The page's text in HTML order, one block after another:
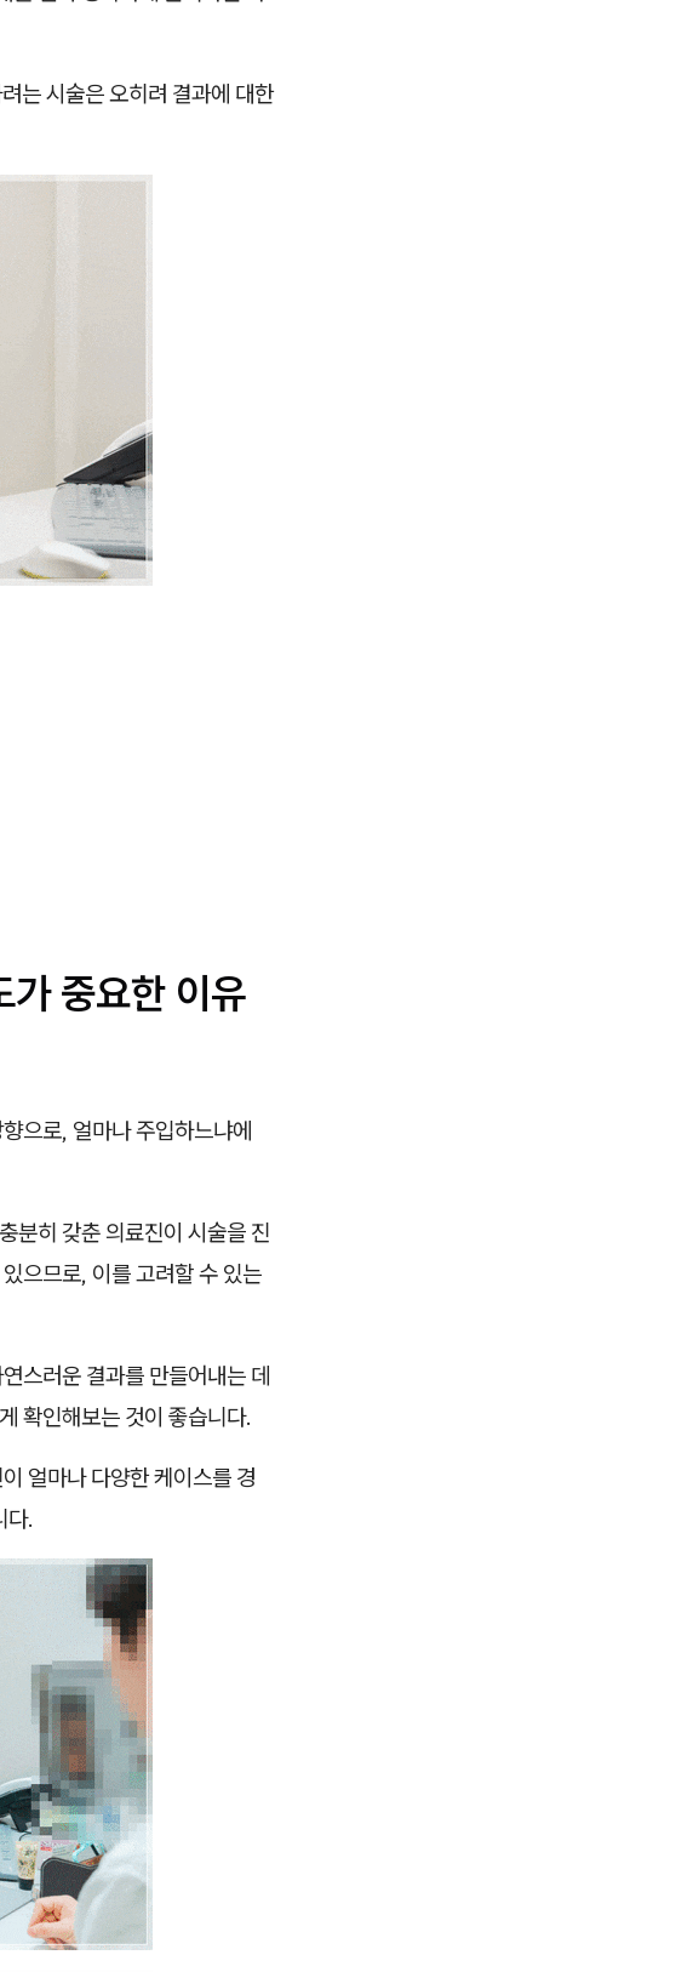
는 시술은 오히려 결과에 대한
가 중요한 이유
으로, 얼마나 주입하느냐에
분히 갖춘 의료진이 시술을 진
으므로, 이를 고려할 수 있는
스러운 결과를 만들어내는 데
확인해보는 것이 좋습니다.
얼마나 다양한 케이스를 경
다.